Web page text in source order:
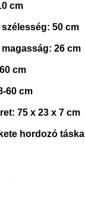
cm
50 cm
26 cm
cm
60 cm
75 x 23 x 7 cm
hordozó táska